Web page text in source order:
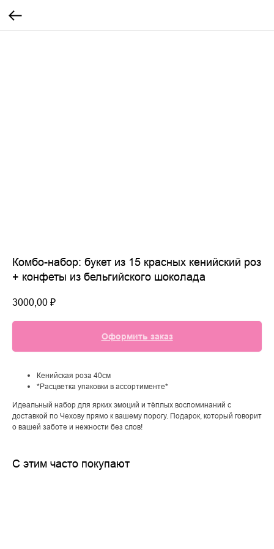
Комбо-набор: букет из 15 красных кенийский роз
+ конфеты из бельгийского шоколада
3000,00 ₽
Оформить заказ
Кенийская роза 40см
*Расцветка упаковки в ассортименте*
Идеальный набор для ярких эмоций и тёплых воспоминаний с
доставкой по Чехову прямо к вашему порогу. Подарок, который говорит
о вашей заботе и нежности без слов!
С этим часто покупают